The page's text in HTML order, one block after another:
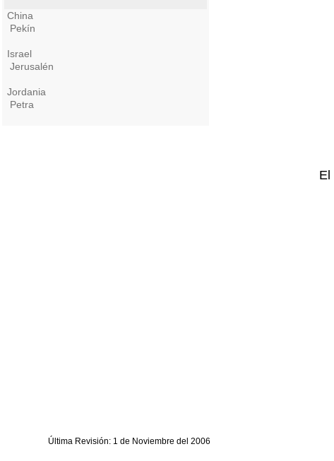
China
Pekín
Israel
Jerusalén
Jordania
Petra
El
Última Revisión: 1 de Noviembre del 2006